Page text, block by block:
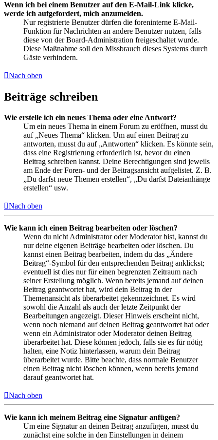
Wenn ich bei einem Benutzer auf den E-Mail-Link klicke,
werde ich aufgefordert, mich anzumelden.
Nur registrierte Benutzer dürfen die foreninterne E-Mail-
Funktion für Nachrichten an andere Benutzer nutzen, falls
diese von der Board-Administration freigeschaltet wurde.
Diese Maßnahme soll den Missbrauch dieses Systems durch
Gäste verhindern.
Nach oben
Beiträge schreiben
Wie erstelle ich ein neues Thema oder eine Antwort?
Um ein neues Thema in einem Forum zu eröffnen, musst du
auf „Neues Thema“ klicken. Um auf einen Beitrag zu
antworten, musst du auf „Antworten“ klicken. Es könnte sein,
dass eine Registrierung erforderlich ist, bevor du einen
Beitrag schreiben kannst. Deine Berechtigungen sind jeweils
am Ende der Foren- und der Beitragsansicht aufgelistet. Z. B.
„Du darfst neue Themen erstellen“, „Du darfst Dateianhänge
erstellen“ usw.
Nach oben
Wie kann ich einen Beitrag bearbeiten oder löschen?
Wenn du nicht Administrator oder Moderator bist, kannst du
nur deine eigenen Beiträge bearbeiten oder löschen. Du
kannst einen Beitrag bearbeiten, indem du das „Ändere
Beitrag“-Symbol für den entsprechenden Beitrag anklickst;
eventuell ist dies nur für einen begrenzten Zeitraum nach
seiner Erstellung möglich. Wenn bereits jemand auf deinen
Beitrag geantwortet hat, wird dein Beitrag in der
Themenansicht als überarbeitet gekennzeichnet. Es wird
sowohl die Anzahl als auch der letzte Zeitpunkt der
Bearbeitungen angezeigt. Dieser Hinweis erscheint nicht,
wenn noch niemand auf deinen Beitrag geantwortet hat oder
wenn ein Administrator oder Moderator deinen Beitrag
überarbeitet hat. Diese können jedoch, falls sie es für nötig
halten, eine Notiz hinterlassen, warum dein Beitrag
überarbeitet wurde. Bitte beachte, dass normale Benutzer
einen Beitrag nicht löschen können, wenn bereits jemand
darauf geantwortet hat.
Nach oben
Wie kann ich meinem Beitrag eine Signatur anfügen?
Um eine Signatur an deinen Beitrag anzufügen, musst du
zunächst eine solche in den Einstellungen in deinem